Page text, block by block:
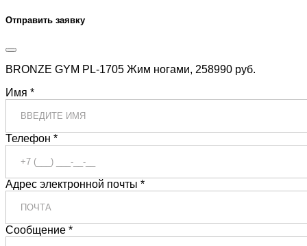
Отправить заявку
BRONZE GYM PL-1705 Жим ногами, 258990 руб.
Имя *
Телефон *
Адрес электронной почты *
Сообщение *